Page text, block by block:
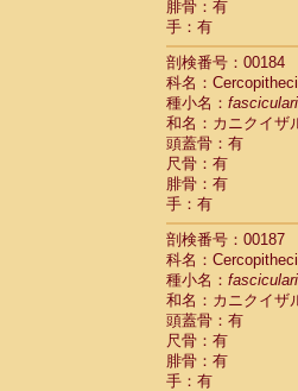
腓骨：有
手：有
剖検番号：00184
科名：
種小名：
和名：カニクイザ
頭蓋骨：有
尺骨：有
腓骨：有
手：有
剖検番号：00187
科名：
種小名：
和名：カニクイザ
頭蓋骨：有
尺骨：有
腓骨：有
手：有